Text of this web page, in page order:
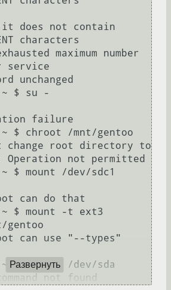
it does not contain
characters
maximum number
unchanged
~ $ su -
failure
~ $ chroot /mnt/gentoo
change root directory to
not permitted
$ mount /dev/sdc1
can do that
~ $ mount -t ext3
gentoo
can use "--types"
~ $ fdisk  /dev/sda
Развернуть